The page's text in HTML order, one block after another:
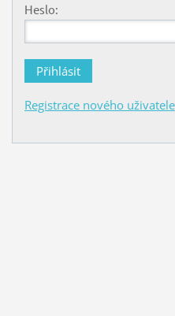
Heslo:
Registrace nového uživatele